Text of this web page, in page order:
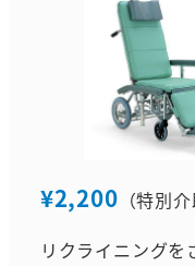
¥2,200 （特別
リクライニング